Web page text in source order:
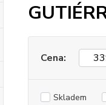
Cena:
Skladem